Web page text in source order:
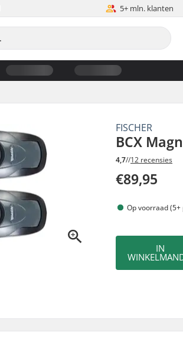
5+ mln. klanten
FISCHER
BCX
4,7//12 recensies
€89,95
Op voorraad (5+
IN